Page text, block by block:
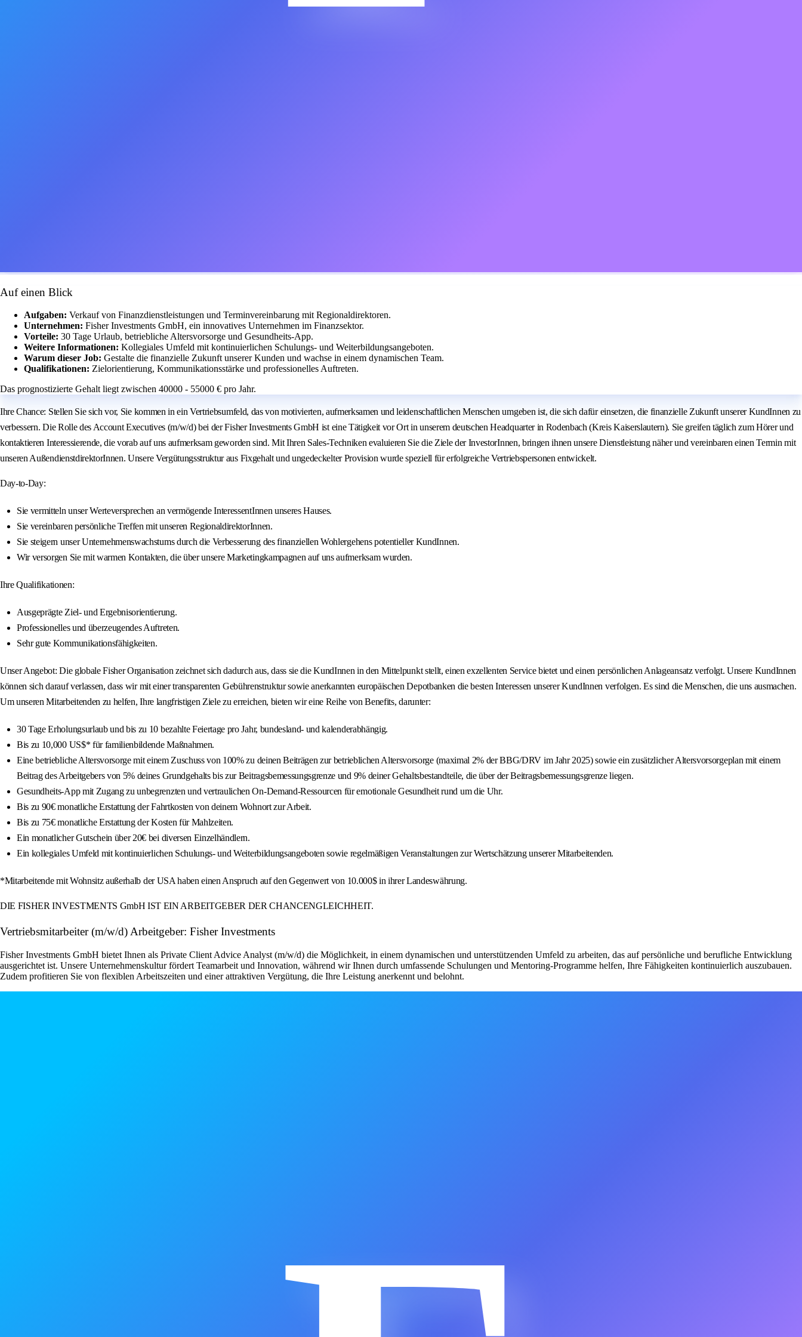
Auf einen Blick
Aufgaben: Verkauf von Finanzdienstleistungen und Terminvereinbarung mit Regionaldirektoren.
Unternehmen: Fisher Investments GmbH, ein innovatives Unternehmen im Finanzsektor.
Vorteile: 30 Tage Urlaub, betriebliche Altersvorsorge und Gesundheits-App.
Weitere Informationen: Kollegiales Umfeld mit kontinuierlichen Schulungs- und Weiterbildungsangeboten.
Warum dieser Job: Gestalte die finanzielle Zukunft unserer Kunden und wachse in einem dynamischen Team.
Qualifikationen: Zielorientierung, Kommunikationsstärke und professionelles Auftreten.
Das prognostizierte Gehalt liegt zwischen 40000 - 55000 € pro Jahr.
Ihre Chance: Stellen Sie sich vor, Sie kommen in ein Vertriebsumfeld, das von motivierten, aufmerksamen und leidenschaftlichen Menschen umgeben ist, die sich dafür einsetzen, die finanzielle Zukunft unserer KundInnen zu
verbessern. Die Rolle des Account Executives (m/w/d) bei der Fisher Investments GmbH ist eine Tätigkeit vor Ort in unserem deutschen Headquarter in Rodenbach (Kreis Kaiserslautern). Sie greifen täglich zum Hörer und
kontaktieren Interessierende, die vorab auf uns aufmerksam geworden sind. Mit Ihren Sales-Techniken evaluieren Sie die Ziele der InvestorInnen, bringen ihnen unsere Dienstleistung näher und vereinbaren einen Termin mit
unseren AußendienstdirektorInnen. Unsere Vergütungsstruktur aus Fixgehalt und ungedeckelter Provision wurde speziell für erfolgreiche Vertriebspersonen entwickelt.
Day-to-Day:
Sie vermitteln unser Werteversprechen an vermögende InteressentInnen unseres Hauses.
Sie vereinbaren persönliche Treffen mit unseren RegionaldirektorInnen.
Sie steigern unser Unternehmenswachstums durch die Verbesserung des finanziellen Wohlergehens potentieller KundInnen.
Wir versorgen Sie mit warmen Kontakten, die über unsere Marketingkampagnen auf uns aufmerksam wurden.
Ihre Qualifikationen:
Ausgeprägte Ziel- und Ergebnisorientierung.
Professionelles und überzeugendes Auftreten.
Sehr gute Kommunikationsfähigkeiten.
Unser Angebot: Die globale Fisher Organisation zeichnet sich dadurch aus, dass sie die KundInnen in den Mittelpunkt stellt, einen exzellenten Service bietet und einen persönlichen Anlageansatz verfolgt. Unsere KundInnen
können sich darauf verlassen, dass wir mit einer transparenten Gebührenstruktur sowie anerkannten europäischen Depotbanken die besten Interessen unserer KundInnen verfolgen. Es sind die Menschen, die uns ausmachen.
Um unseren Mitarbeitenden zu helfen, Ihre langfristigen Ziele zu erreichen, bieten wir eine Reihe von Benefits, darunter:
30 Tage Erholungsurlaub und bis zu 10 bezahlte Feiertage pro Jahr, bundesland- und kalenderabhängig.
Bis zu 10,000 US$* für familienbildende Maßnahmen.
Eine betriebliche Altersvorsorge mit einem Zuschuss von 100% zu deinen Beiträgen zur betrieblichen Altersvorsorge (maximal 2% der BBG/DRV im Jahr 2025) sowie ein zusätzlicher Altersvorsorgeplan mit einem
Beitrag des Arbeitgebers von 5% deines Grundgehalts bis zur Beitragsbemessungsgrenze und 9% deiner Gehaltsbestandteile, die über der Beitragsbemessungsgrenze liegen.
Gesundheits-App mit Zugang zu unbegrenzten und vertraulichen On-Demand-Ressourcen für emotionale Gesundheit rund um die Uhr.
Bis zu 90€ monatliche Erstattung der Fahrtkosten von deinem Wohnort zur Arbeit.
Bis zu 75€ monatliche Erstattung der Kosten für Mahlzeiten.
Ein monatlicher Gutschein über 20€ bei diversen Einzelhändlern.
Ein kollegiales Umfeld mit kontinuierlichen Schulungs- und Weiterbildungsangeboten sowie regelmäßigen Veranstaltungen zur Wertschätzung unserer Mitarbeitenden.
*Mitarbeitende mit Wohnsitz außerhalb der USA haben einen Anspruch auf den Gegenwert von 10.000$ in ihrer Landeswährung.
DIE FISHER INVESTMENTS GmbH IST EIN ARBEITGEBER DER CHANCENGLEICHHEIT.
Vertriebsmitarbeiter (m/w/d) Arbeitgeber: Fisher Investments
Fisher Investments GmbH bietet Ihnen als Private Client Advice Analyst (m/w/d) die Möglichkeit, in einem dynamischen und unterstützenden Umfeld zu arbeiten, das auf persönliche und berufliche Entwicklung
ausgerichtet ist. Unsere Unternehmenskultur fördert Teamarbeit und Innovation, während wir Ihnen durch umfassende Schulungen und Mentoring-Programme helfen, Ihre Fähigkeiten kontinuierlich auszubauen.
Zudem profitieren Sie von flexiblen Arbeitszeiten und einer attraktiven Vergütung, die Ihre Leistung anerkennt und belohnt.